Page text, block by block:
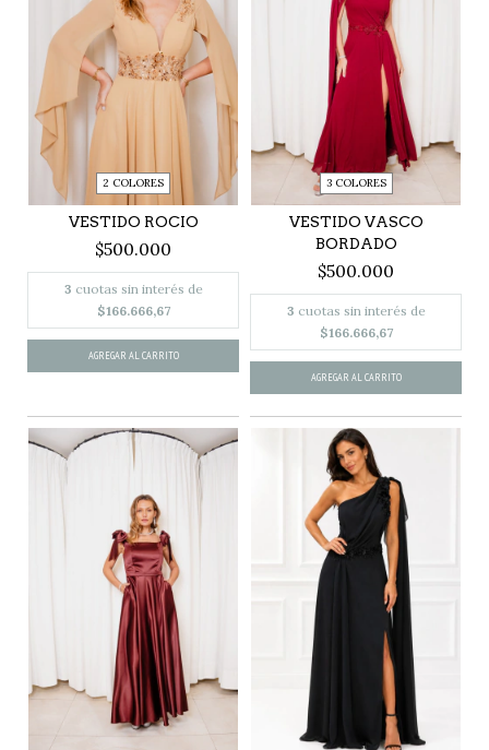
2 COLORES
VESTIDO ROCIO
$500.000
3 cuotas sin interés de
$166.666,67
AGREGAR AL CARRITO
3 COLORES
VESTIDO VASCO
BORDADO
$500.000
3 cuotas sin interés de
$166.666,67
AGREGAR AL CARRITO